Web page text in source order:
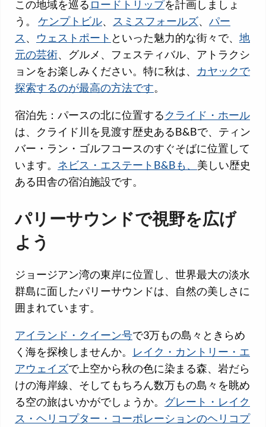
この地域を巡る ロードトリップを計画しましょ
う。 ケンプトビル、 スミスフォールズ、 パー
ス 、 ウェストポート といった魅力的な街々で、 地
元の芸術、グルメ、フェスティバル、アトラクシ
ョンをお楽しみください。特に秋は、 カヤックで
探索するのが最高の方法です。
宿泊先：パースの北に位置するクライド・ホール
は、クライド川を見渡す歴史あるB&Bで、ティン
バー・ラン・ゴルフコースのすぐそばに位置して
います。 ネビス・エステートB&Bも、 美しい歴史
ある田舎の宿泊施設です。
パリーサウンドで視野を広げ
よう
ジョージアン湾の東岸に位置し、世界最大の淡水
群島に面したパリーサウンドは、自然の美しさに
囲まれています。
アイランド・クイーン号で3万もの島々ときらめ
く海を探検しませんか。 レイク・カントリー・エ
アウェイズで上空から秋の色に染まる森、岩だら
けの海岸線、そしてもちろん数万もの島々を眺め
る空の旅はいかがでしょうか。 グレート・レイク
ス・ヘリコプター・コーポレーションのヘリコプ